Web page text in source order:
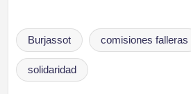
Etiquetas:
Burjassot comisiones falleras
solidaridad